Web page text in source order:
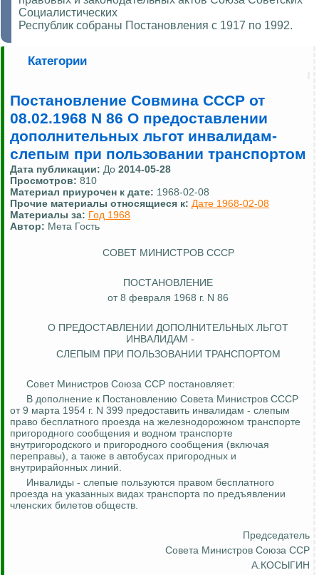
Социалистических
Республик собраны Постановления с 1917 по 1992.
Категории
Постановление Совмина СССР от
08.02.1968 N 86 О предоставлении
дополнительных льгот инвалидам-
слепым при пользовании транспортом
Дата публикации: До 2014-05-28
Просмотров: 810
Материал приурочен к дате: 1968-02-08
Прочие материалы относящиеся к: Дате 1968-02-08
Материалы за: Год 1968
Автор: Мета Гость
СОВЕТ МИНИСТРОВ СССР
ПОСТАНОВЛЕНИЕ
от 8 февраля 1968 г. N 86
О ПРЕДОСТАВЛЕНИИ ДОПОЛНИТЕЛЬНЫХ ЛЬГОТ
ИНВАЛИДАМ -
СЛЕПЫМ ПРИ ПОЛЬЗОВАНИИ ТРАНСПОРТОМ
Совет Министров Союза ССР постановляет:
В дополнение к Постановлению Совета Министров СССР
от 9 марта 1954 г. N 399 предоставить инвалидам - слепым
право бесплатного проезда на железнодорожном транспорте
пригородного сообщения и водном транспорте
внутригородского и пригородного сообщения (включая
переправы), а также в автобусах пригородных и
внутрирайонных линий.
Инвалиды - слепые пользуются правом бесплатного
проезда на указанных видах транспорта по предъявлении
членских билетов обществ.
Председатель
Совета Министров Союза ССР
А.КОСЫГИН